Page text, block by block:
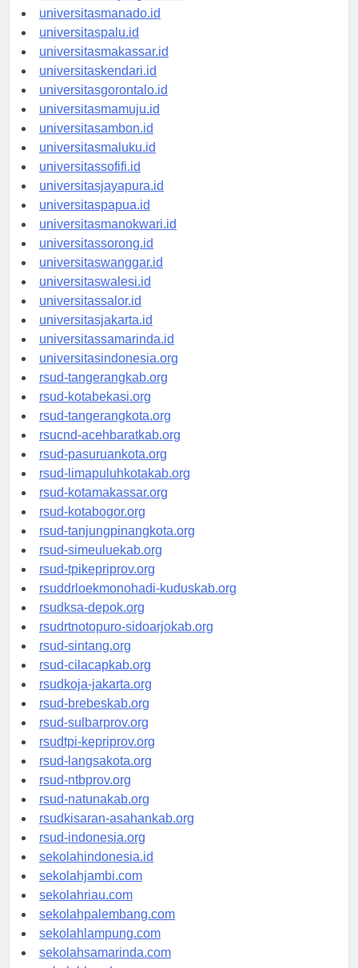
universitastanjungselor.id
universitasmanado.id
universitaspalu.id
universitasmakassar.id
universitaskendari.id
universitasgorontalo.id
universitasmamuju.id
universitasambon.id
universitasmaluku.id
universitassofifi.id
universitasjayapura.id
universitaspapua.id
universitasmanokwari.id
universitassorong.id
universitaswanggar.id
universitaswalesi.id
universitassalor.id
universitasjakarta.id
universitassamarinda.id
universitasindonesia.org
rsud-tangerangkab.org
rsud-kotabekasi.org
rsud-tangerangkota.org
rsucnd-acehbaratkab.org
rsud-pasuruankota.org
rsud-limapuluhkotakab.org
rsud-kotamakassar.org
rsud-kotabogor.org
rsud-tanjungpinangkota.org
rsud-simeuluekab.org
rsud-tpikepriprov.org
rsuddrloekmonohadi-kuduskab.org
rsudksa-depok.org
rsudrtnotopuro-sidoarjokab.org
rsud-sintang.org
rsud-cilacapkab.org
rsudkoja-jakarta.org
rsud-brebeskab.org
rsud-sulbarprov.org
rsudtpi-kepriprov.org
rsud-langsakota.org
rsud-ntbprov.org
rsud-natunakab.org
rsudkisaran-asahankab.org
rsud-indonesia.org
sekolahindonesia.id
sekolahjambi.com
sekolahriau.com
sekolahpalembang.com
sekolahlampung.com